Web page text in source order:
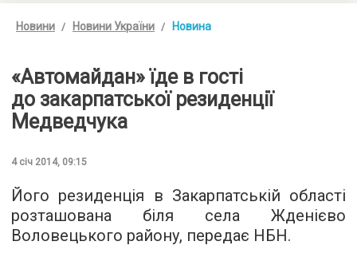
Новини Новини України Новина
«Автомайдан» їде в гості
до закарпатської резиденції
Медведчука
4 січ 2014, 09:15
Його резиденція в Закарпатській області
розташована біля села Жденієво
Воловецького району, передає НБН.